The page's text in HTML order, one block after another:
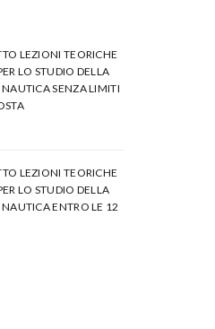
LEZIONI TEORICHE
LO STUDIO DELLA
NAUTICA SENZA LIMITI
LEZIONI TEORICHE
LO STUDIO DELLA
NAUTICA ENTRO LE 12